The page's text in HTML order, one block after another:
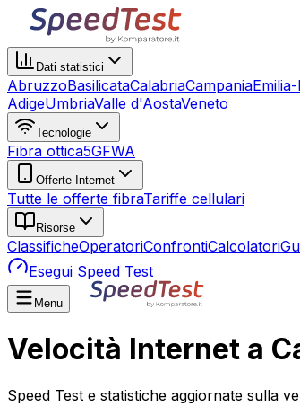
Dati statistici
AbruzzoBasilicataCalabriaCampania
AdigeUmbriaValle d'AostaVeneto
Tecnologie
Fibra ottica5GFWA
Offerte Internet
Tutte le offerte fibraTariffe cellulari
Risorse
ClassificheOperatoriConfrontiCalcolatori
Esegui Speed Test
Menu
Velocità Internet a
Speed Test e statistiche aggiornate sulla